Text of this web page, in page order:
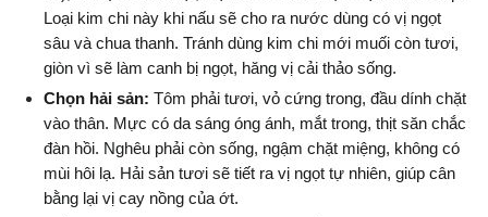
Loại kim chi này khi nấu sẽ cho ra nước dùng có vị ngọt
sâu và chua thanh. Tránh dùng kim chi mới muối còn tươi,
giòn vì sẽ làm canh bị ngọt, hăng vị cải thảo sống.
Chọn hải sản: Tôm phải tươi, vỏ cứng trong, đầu dính chặt
vào thân. Mực có da sáng óng ánh, mắt trong, thịt săn chắc
đàn hồi. Nghêu phải còn sống, ngậm chặt miệng, không có
mùi hôi lạ. Hải sản tươi sẽ tiết ra vị ngọt tự nhiên, giúp cân
bằng lại vị cay nồng của ớt.